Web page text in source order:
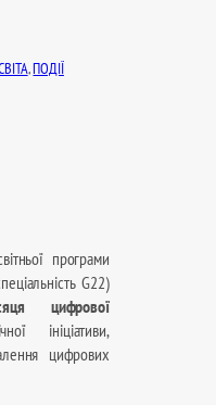
, ПОДІЇ
програми
G22)
цифрової
ініціативи,
цифрових